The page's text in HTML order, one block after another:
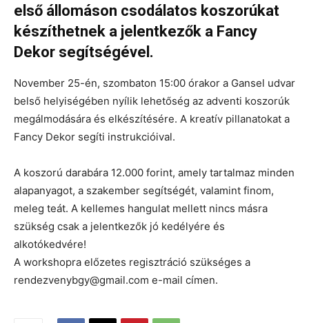
első állomáson csodálatos koszorúkat
készíthetnek a jelentkezők a Fancy
Dekor segítségével.
November 25-én, szombaton 15:00 órakor a Gansel udvar
belső helyiségében nyílik lehetőség az adventi koszorúk
megálmodására és elkészítésére. A kreatív pillanatokat a
Fancy Dekor segíti instrukcióival.
A koszorú darabára 12.000 forint, amely tartalmaz minden
alapanyagot, a szakember segítségét, valamint finom,
meleg teát. A kellemes hangulat mellett nincs másra
szükség csak a jelentkezők jó kedélyére és
alkotókedvére!
A workshopra előzetes regisztráció szükséges a
rendezvenybgy@gmail.com e-mail címen.